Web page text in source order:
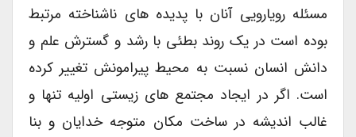
مسئله رویارویی آنان با پدیده های ناشناخته مرتبط
بوده است در یک روند بطئی با رشد و گسترش علم و
دانش انسان نسبت به محیط پیرامونش تغییر کرده
است. اگر در ایجاد مجتمع های زیستی اولیه تنها و
غالب اندیشه در ساخت مکان متوجه خدایان و بنا